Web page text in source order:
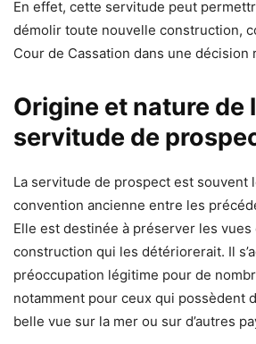
En effet, cette servitude peut
démolir toute nouvelle construction,
Cour de Cassation dans une décision
Origine et nature de
servitude de
La servitude de prospect est souvent
convention ancienne entre les
Elle est destinée à préserver les
construction qui les détériorerait. Il
préoccupation légitime pour de
notamment pour ceux qui possèdent
belle vue sur la mer ou sur d’autres